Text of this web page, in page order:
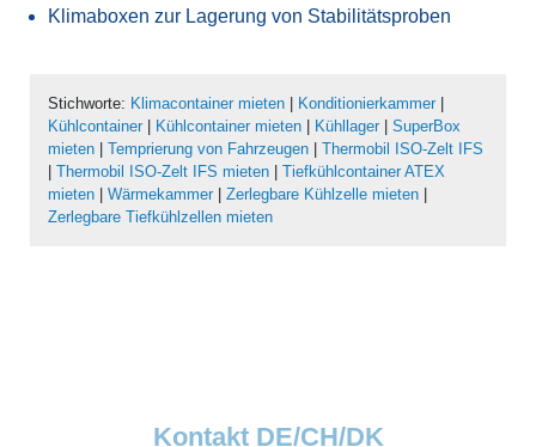
Klimaboxen zur Lagerung von Stabilitätsproben
Stichworte: Klimacontainer mieten Konditionierkammer|
Kühlcontainer| Kühlcontainer mieten Kühllager| SuperBox
mieten
Temprierung von Fahrzeugen
Thermobil ISO-Zelt IFS
Thermobil ISO-Zelt IFS mieten
Tiefkühlcontainer ATEX
mieten
Wärmekammer| Zerlegbare Kühlzelle mieten
Zerlegbare Tiefkühlzellen mieten
Kontakt DE/CH/DK